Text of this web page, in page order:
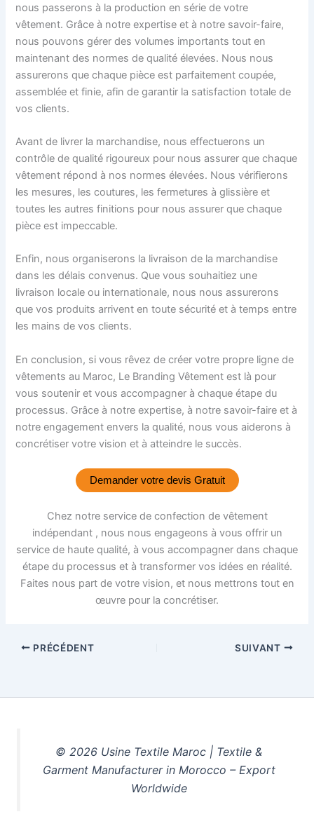
nous passerons à la production en série de votre
vêtement. Grâce à notre expertise et à notre savoir-faire,
nous pouvons gérer des volumes importants tout en
maintenant des normes de qualité élevées. Nous nous
assurerons que chaque pièce est parfaitement coupée,
assemblée et finie, afin de garantir la satisfaction totale de
vos clients.
Avant de livrer la marchandise, nous effectuerons un
contrôle de qualité rigoureux pour nous assurer que chaque
vêtement répond à nos normes élevées. Nous vérifierons
les mesures, les coutures, les fermetures à glissière et
toutes les autres finitions pour nous assurer que chaque
pièce est impeccable.
Enfin, nous organiserons la livraison de la marchandise
dans les délais convenus. Que vous souhaitiez une
livraison locale ou internationale, nous nous assurerons
que vos produits arrivent en toute sécurité et à temps entre
les mains de vos clients.
En conclusion, si vous rêvez de créer votre propre ligne de
vêtements au Maroc, Le Branding Vêtement est là pour
vous soutenir et vous accompagner à chaque étape du
processus. Grâce à notre expertise, à notre savoir-faire et à
notre engagement envers la qualité, nous vous aiderons à
concrétiser votre vision et à atteindre le succès.
Demander votre devis Gratuit
Chez notre service de confection de vêtement
indépendant , nous nous engageons à vous offrir un
service de haute qualité, à vous accompagner dans chaque
étape du processus et à transformer vos idées en réalité.
Faites nous part de votre vision, et nous mettrons tout en
œuvre pour la concrétiser.
PRÉCÉDENT SUIVANT
© 2026 Usine Textile Maroc | Textile &
Garment Manufacturer in Morocco – Export
Worldwide